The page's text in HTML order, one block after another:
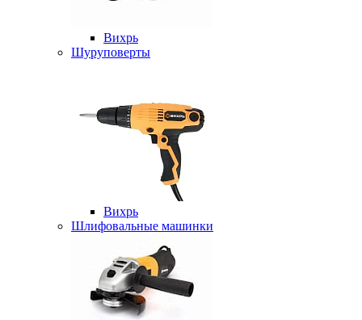
Вихрь
Шуруповерты
Вихрь
Шлифовальные машинки